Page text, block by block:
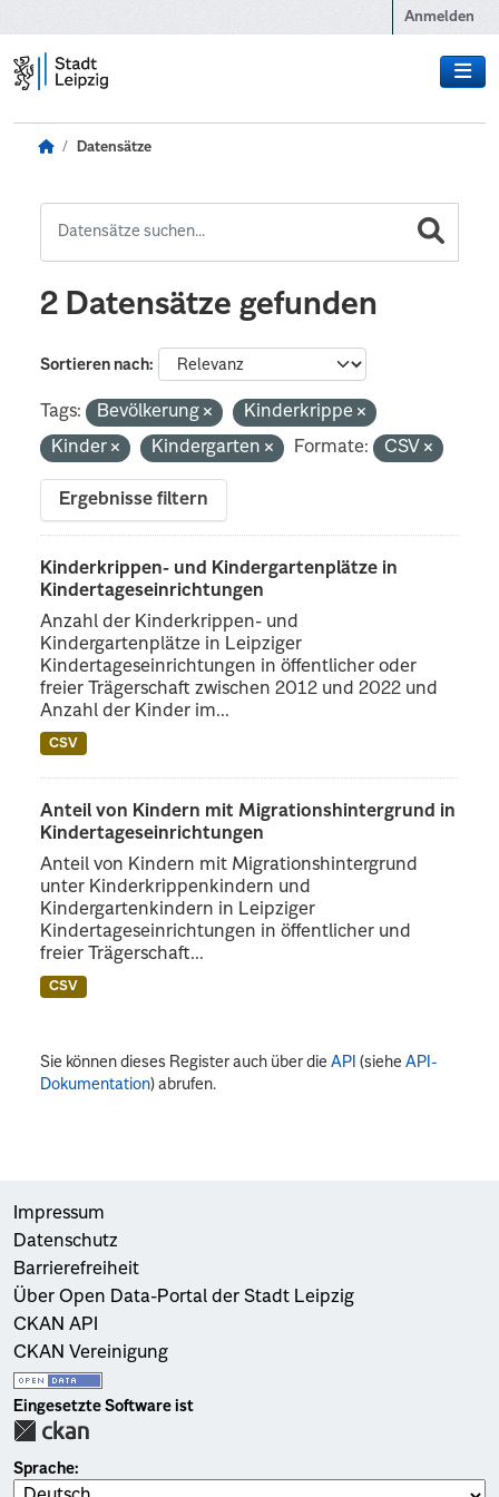
Anmelden
Datensätze
2 Datensätze gefunden
Sortieren nach
Tags: Bevölkerung
Kinderkrippe
Kinder
Kindergarten Formate: CSV
Ergebnisse filtern
Kinderkrippen- und Kindergartenplätze in
Kindertageseinrichtungen
Anzahl der Kinderkrippen- und
Kindergartenplätze in Leipziger
Kindertageseinrichtungen in öffentlicher oder
freier Trägerschaft zwischen 2012 und 2022 und
Anzahl der Kinder im...
CSV
Anteil von Kindern mit Migrationshintergrund in
Kindertageseinrichtungen
Anteil von Kindern mit Migrationshintergrund
unter Kinderkrippenkindern und
Kindergartenkindern in Leipziger
Kindertageseinrichtungen in öffentlicher und
freier Trägerschaft...
CSV
Sie können dieses Register auch über dieAPI (sieheAPI-
Dokumentation) abrufen.
Impressum
Datenschutz
Barrierefreiheit
Über Open Data-Portal der Stadt Leipzig
CKAN API
CKAN Vereinigung
Eingesetzte Software ist
Sprache